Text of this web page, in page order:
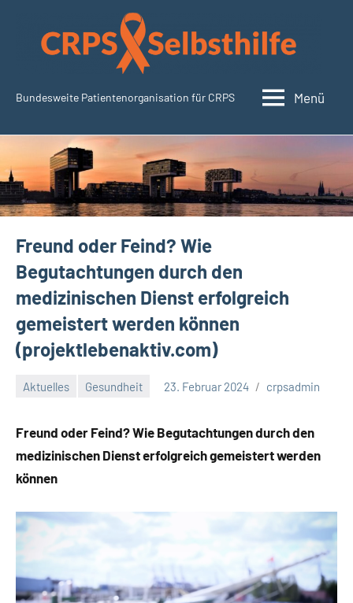
springen
CRPSSelbsthilfe.org
Bundesweite Patientenorganisation für CRPS Menü
Freund oder Feind? Wie
Begutachtungen durch den
medizinischen Dienst erfolgreich
gemeistert werden können
(projektlebenaktiv.com)
Aktuelles Gesundheit 23. Februar 2024 crpsadmin
Freund oder Feind? Wie Begutachtungen durch den
medizinischen Dienst erfolgreich gemeistert werden
können